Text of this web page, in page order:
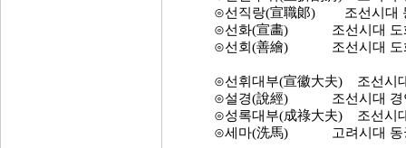
⊙선직랑(宣職郞) 조선시대
⊙선화(宣畵) 조선시대 도화
⊙선회(善繪) 조선시대 도화
⊙선휘대부(宣徽大夫) 조선시
⊙설경(說經) 조선시대 경연(
⊙성록대부(成祿大夫) 조선시
⊙세마(洗馬) 고려시대 동궁(